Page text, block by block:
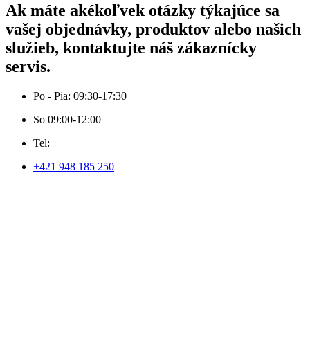
Ak máte akékoľvek otázky týkajúce sa
vašej objednávky, produktov alebo našich
služieb, kontaktujte náš zákaznícky
servis.
Po - Pia: 09:30-17:30
So 09:00-12:00
Tel:
+421 948 185 250